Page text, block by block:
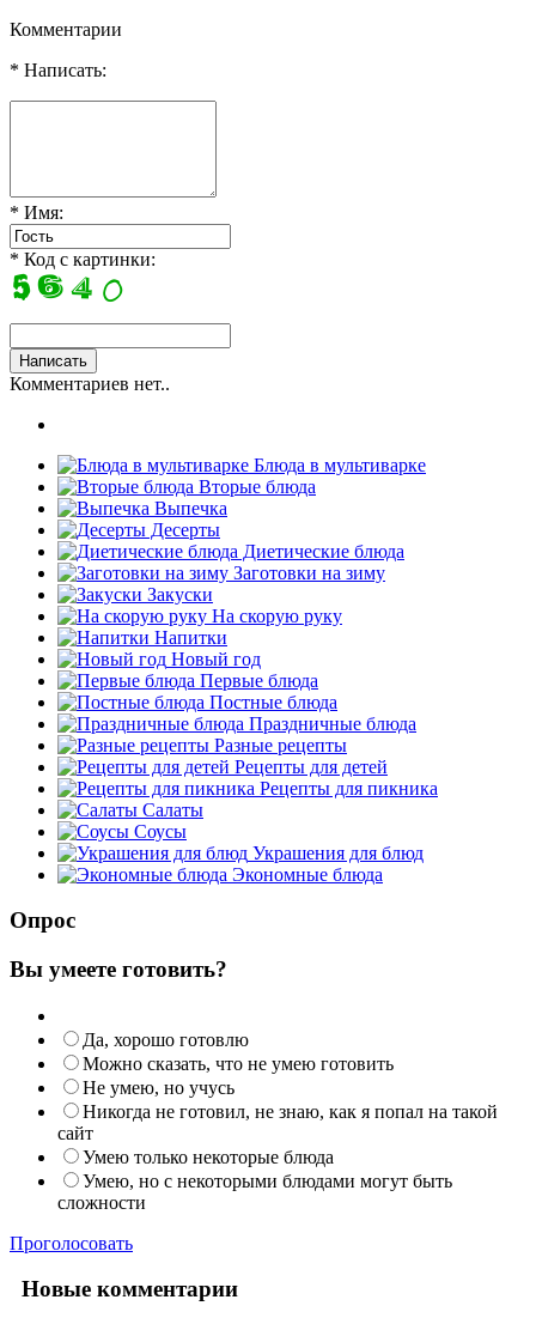
Комментарии
* Написать:
* Имя:
* Код с картинки:
Комментариев нет..
Блюда в мультиварке
Вторые блюда
Выпечка
Десерты
Диетические блюда
Заготовки на зиму
Закуски
На скорую руку
Напитки
Новый год
Первые блюда
Постные блюда
Праздничные блюда
Разные рецепты
Рецепты для детей
Рецепты для пикника
Салаты
Соусы
Украшения для блюд
Экономные блюда
Опрос
Вы умеете готовить?
Да, хорошо готовлю
Можно сказать, что не умею готовить
Не умею, но учусь
Никогда не готовил, не знаю, как я попал на такой
сайт
Умею только некоторые блюда
Умею, но с некоторыми блюдами могут быть
сложности
Проголосовать
Новые комментарии